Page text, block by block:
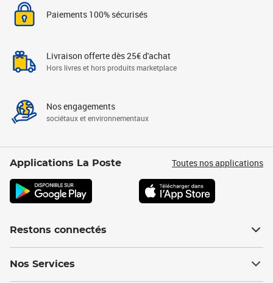
Paiements 100% sécurisés
Livraison offerte dès 25€ d'achat
Hors livres et hors produits marketplace
Nos engagements
sociétaux et environnementaux
Applications La Poste Toutes nos applications
Restons connectés
Nos Services